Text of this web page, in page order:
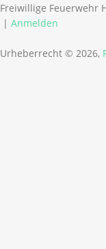
Freiwillige Feuerwehr
| Anmelden
Urheberrecht © 2026,